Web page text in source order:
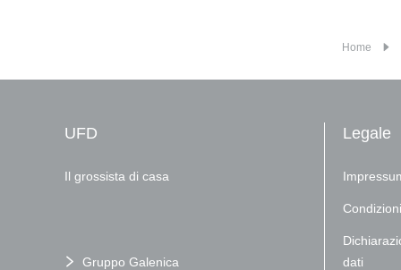
Home
UFD
Il grossista di casa
Gruppo Galenica
Legale
dati